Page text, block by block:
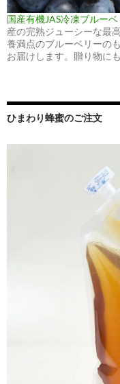
国産有機JAS冷凍ブルー
産の完熟ジューシーな最
養満点のブルーベリーの
お届けします。贈り物に
ひまわり蜂蜜のご注文